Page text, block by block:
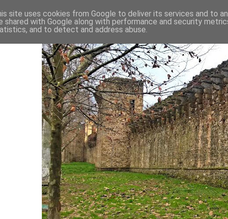
site uses cookies from Google to deliver its services and to
shared with Google along with performance and security
and to detect and address abuse.